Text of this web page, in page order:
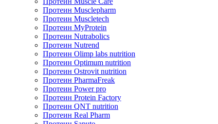
Протеин Musclepharm
Протеин Muscletech
Протеин MyProtein
Протеин Nutrabolics
Протеин Nutrend
Протеин Olimp labs nutrition
Протеин Optimum nutrition
Протеин Ostrovit nutrition
Протеин PharmaFreak
Протеин Power pro
Протеин Protein Factory
Протеин QNT nutrition
Протеин Real Pharm